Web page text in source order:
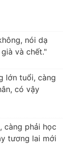
nói dạ
và chết."
lớn tuổi, càng
có vậy
càng phải học
tương lai mới